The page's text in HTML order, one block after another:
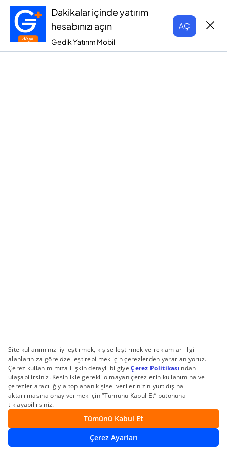
Dakikalar içinde yatırım
hesabınızı açın
Gedik Yatırım Mobil
AÇ